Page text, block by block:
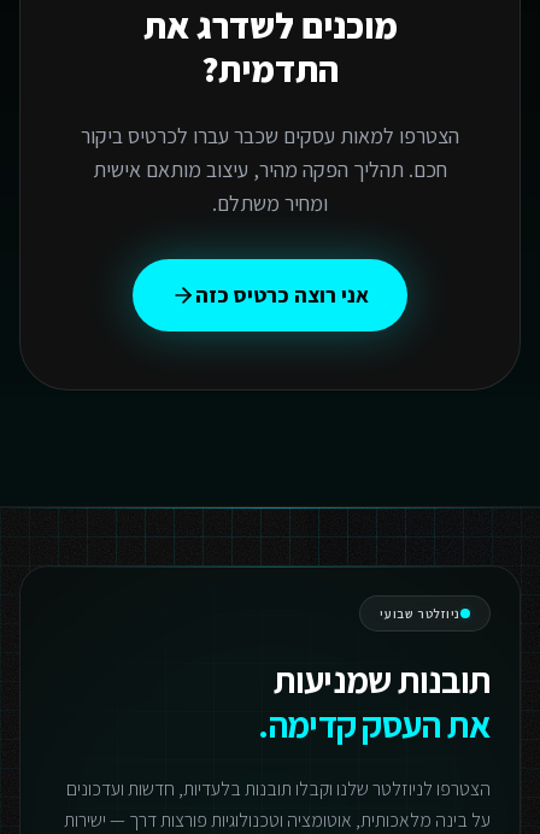
מוכנים לשדרג את
התדמית?
הצטרפו למאות עסקים שכבר עברו לכרטיס ביקור
חכם. תהליך הפקה מהיר, עיצוב מותאם אישית
ומחיר משתלם.
אני רוצה כרטיס כזה
ניוזלטר שבועי
תובנות שמניעות
את העסק קדימה.
הצטרפו לניוזלטר שלנו וקבלו תובנות בלעדיות, חדשות ועדכונים
על בינה מלאכותית, אוטומציה וטכנולוגיות פורצות דרך — ישירות